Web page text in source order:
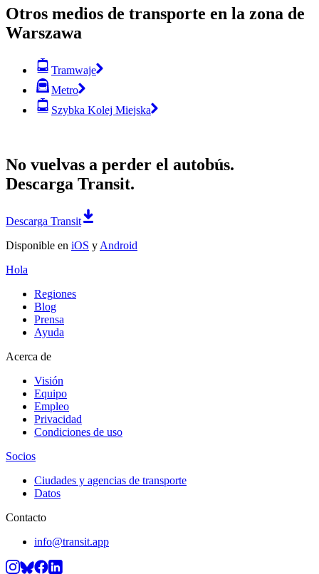
Otros medios de transporte en la zona de
Warszawa
Tramwaje
Metro
Szybka Kolej Miejska
No vuelvas a perder el autobús.
Descarga Transit.
Descarga Transit
Disponible en iOS y Android
Hola
Regiones
Blog
Prensa
Ayuda
Acerca de
Visión
Equipo
Empleo
Privacidad
Condiciones de uso
Socios
Ciudades y agencias de transporte
Datos
Contacto
info@transit.app